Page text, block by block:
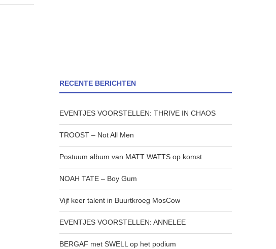
RECENTE BERICHTEN
EVENTJES VOORSTELLEN: THRIVE IN CHAOS
TROOST – Not All Men
Postuum album van MATT WATTS op komst
NOAH TATE – Boy Gum
Vijf keer talent in Buurtkroeg MosCow
EVENTJES VOORSTELLEN: ANNELEE
BERGAF met SWELL op het podium